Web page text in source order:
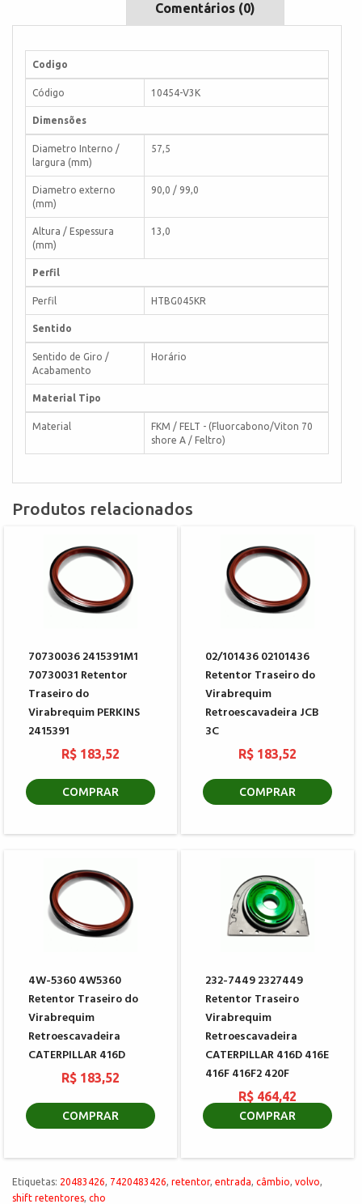
Comentários (0)
Codigo
Código 10454-V3K
Dimensões
Diametro Interno /
largura (mm)
57,5
Diametro externo
(mm)
90,0 / 99,0
Altura / Espessura
(mm)
13,0
Perfil
Perfil HTBG045KR
Sentido
Sentido de Giro /
Acabamento
Horário
Material Tipo
Material
FKM / FELT - (Fluorcabono/Viton 70
shore A / Feltro)
Produtos relacionados
70730036 2415391M1
70730031 Retentor
Traseiro do
Virabrequim PERKINS
2415391
R$ 183,52
COMPRAR
02/101436 02101436
Retentor Traseiro do
Virabrequim
Retroescavadeira JCB
3C
R$ 183,52
COMPRAR
4W-5360 4W5360
Retentor Traseiro do
Virabrequim
Retroescavadeira
CATERPILLAR 416D
R$ 183,52
COMPRAR
232-7449 2327449
Retentor Traseiro
Virabrequim
Retroescavadeira
CATERPILLAR 416D 416E
416F 416F2 420F
R$ 464,42
COMPRAR
Etiquetas: 20483426, 7420483426, retentor, entrada, câmbio, volvo,
shift retentores, cho